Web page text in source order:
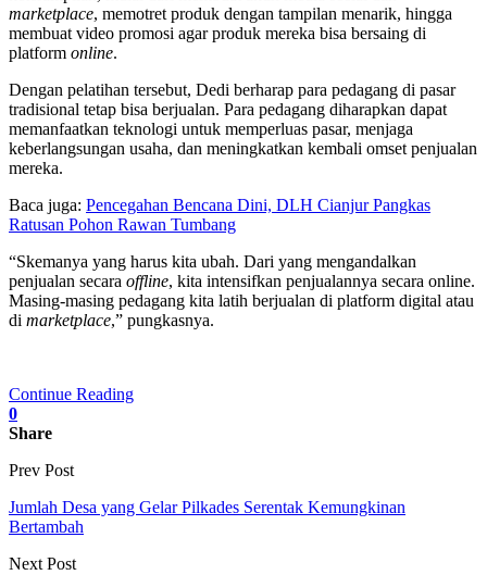
marketplace, memotret produk dengan tampilan menarik, hingga
membuat video promosi agar produk mereka bisa bersaing di
platform online.
Dengan pelatihan tersebut, Dedi berharap para pedagang di pasar
tradisional tetap bisa berjualan. Para pedagang diharapkan dapat
memanfaatkan teknologi untuk memperluas pasar, menjaga
keberlangsungan usaha, dan meningkatkan kembali omset penjualan
mereka.
Baca juga: Pencegahan Bencana Dini, DLH Cianjur Pangkas
Ratusan Pohon Rawan Tumbang
“Skemanya yang harus kita ubah. Dari yang mengandalkan
penjualan secara offline, kita intensifkan penjualannya secara online.
Masing-masing pedagang kita latih berjualan di platform digital atau
di marketplace,” pungkasnya.
Continue Reading
0
Share
Prev Post
Jumlah Desa yang Gelar Pilkades Serentak Kemungkinan
Bertambah
Next Post